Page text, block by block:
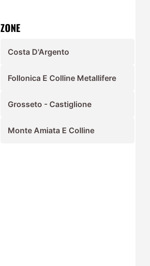
ZONE
Costa D'Argento
Follonica E Colline Metallifere
Grosseto - Castiglione
Monte Amiata E Colline